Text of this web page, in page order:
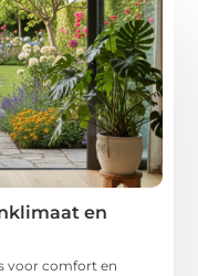
en
voor comfort en